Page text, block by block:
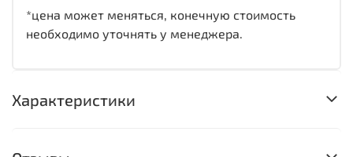
*цена может меняться, конечную стоимость
необходимо уточнять у менеджера.
Характеристики